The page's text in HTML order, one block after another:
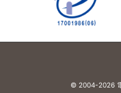
© 2004-2026